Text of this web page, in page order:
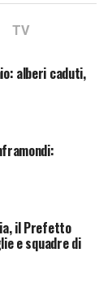
TV
alberi caduti,
il Prefetto
e squadre di